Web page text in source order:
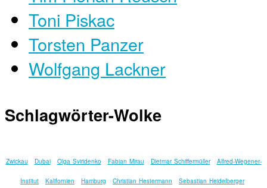
Toni Piskac
Torsten Panzer
Wolfgang Lackner
Schlagwörter-Wolke
Zwickau Dubai Olga Sviridenko Fabian Mirau Dietmar Schiffermüller Alfred-Wegener-
Institut Kalifornien Hamburg Christian Hestermann Sebastian Heidelberger